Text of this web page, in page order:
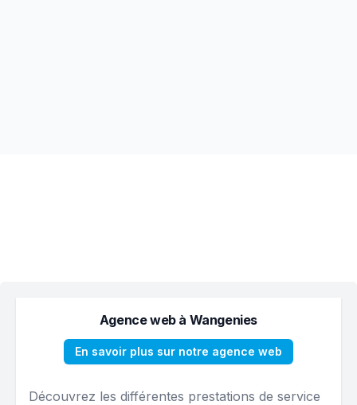
Agence web à Wangenies
En savoir plus sur notre agence web
Découvrez les différentes prestations de service